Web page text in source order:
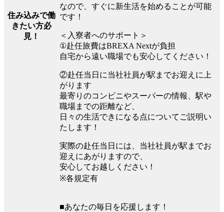
住み込みで働
きたい方必
見！
なので、すぐに新生活を始めることが可能
です！
＜入寮者へのサポート＞
①赴任旅費はBREXA Nextが負担
自宅から遠い職場でも安心してください！
②赴任当日に当社社員が駅までお迎えに上
がります
最寄りのコンビニやスーパーの情報、駅や
職場までの距離など、
日々の生活できになる点についてご説明い
たします！
実際の赴任当日には、当社社員が駅までお
迎えにあがりますので、
安心してお越しください！
※各規定有
■あなたの毎日を応援します！